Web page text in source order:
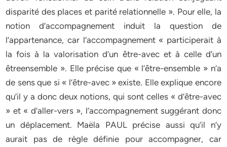
disparité des places et parité relationnelle ». Pour elle, la
notion d’accompagnement induit la question de
l’appartenance, car l’accompagnement « participerait à
la fois à la valorisation d’un être-avec et à celle d’un
êtreensemble ». Elle précise que « l’être-ensemble » n’a
de sens que si « l’être-avec » existe. Elle explique encore
qu’il y a donc deux notions, qui sont celles « d’être-avec
» et « d’aller-vers », l’accompagnement suggérant donc
un déplacement. Maëla PAUL précise aussi qu’il n’y
aurait pas de règle définie pour accompagner, car